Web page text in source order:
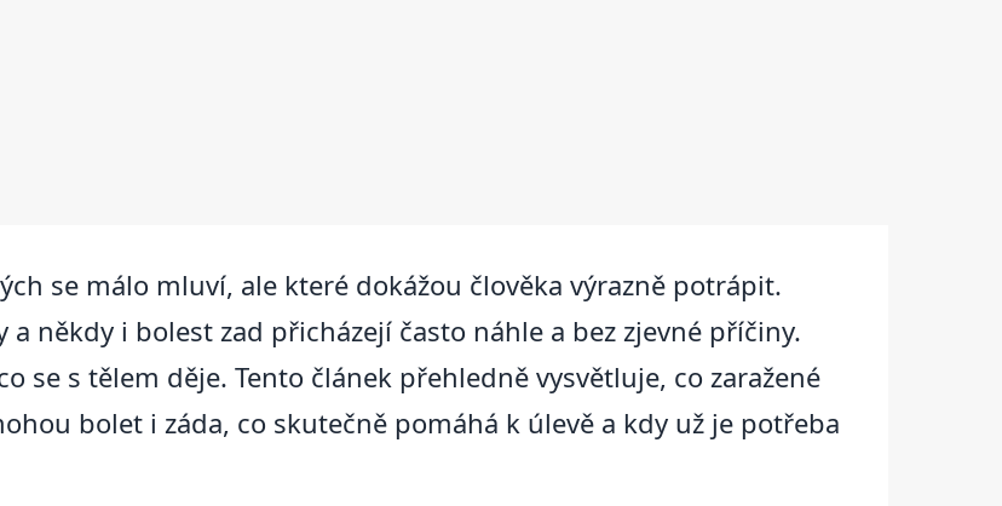
se málo mluví, ale které dokážou člověka výrazně potrápit.
někdy i bolest zad přicházejí často náhle a bez zjevné příčiny.
se s tělem děje. Tento článek přehledně vysvětluje, co zaražené
bolet i záda, co skutečně pomáhá k úlevě a kdy už je potřeba